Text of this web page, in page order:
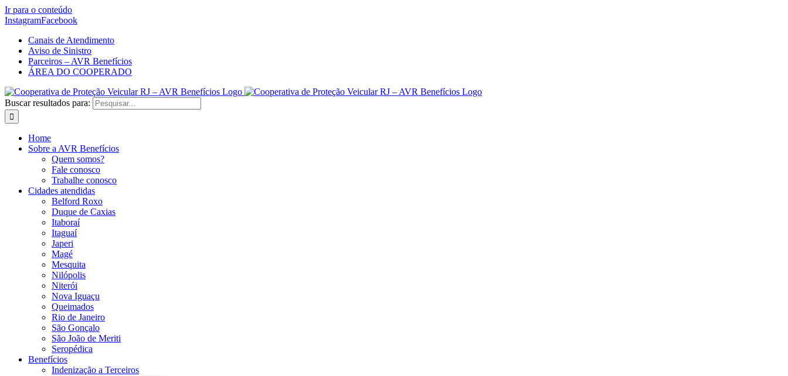
Ir para o conteúdo
InstagramFacebook
Canais de Atendimento
Aviso de Sinistro
Parceiros – AVR Benefícios
ÁREA DO COOPERADO
Buscar resultados para:
Home
Sobre a AVR Benefícios
Quem somos?
Fale conosco
Trabalhe conosco
Cidades atendidas
Belford Roxo
Duque de Caxias
Itaboraí
Itaguaí
Japeri
Magé
Mesquita
Nilópolis
Niterói
Nova Iguaçu
Queimados
Rio de Janeiro
São Gonçalo
São João de Meriti
Seropédica
Benefícios
Indenização a Terceiros